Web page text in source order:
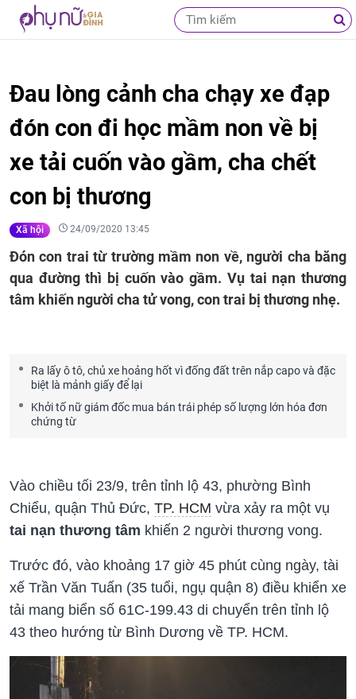
Đau lòng cảnh cha chạy xe đạp
đón con đi học mầm non về bị
xe tải cuốn vào gầm, cha chết
con bị thương
Xã hội 24/09/2020 13:45
Đón con trai từ trường mầm non về, người cha băng
qua đường thì bị cuốn vào gầm. Vụ tai nạn thương
tâm khiến người cha tử vong, con trai bị thương nhẹ.
Ra lấy ô tô, chủ xe hoảng hốt vì đống đất trên nắp capo và đặc
biệt là mảnh giấy để lại
Khởi tố nữ giám đốc mua bán trái phép số lượng lớn hóa đơn
chứng từ
Vào chiều tối 23/9, trên tỉnh lộ 43, phường Bình
Chiểu, quận Thủ Đức, TP. HCM vừa xảy ra một vụ
tai nạn thương tâm khiến 2 người thương vong.
Trước đó, vào khoảng 17 giờ 45 phút cùng ngày, tài
xế Trần Văn Tuấn (35 tuổi, ngụ quận 8) điều khiển xe
tải mang biển số 61C-199.43 di chuyển trên tỉnh lộ
43 theo hướng từ Bình Dương về TP. HCM.